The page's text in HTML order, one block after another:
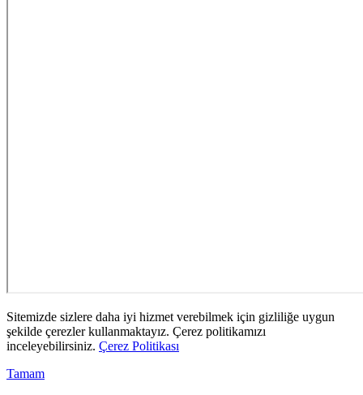
Sitemizde sizlere daha iyi hizmet verebilmek için gizliliğe uygun
şekilde çerezler kullanmaktayız. Çerez politikamızı
inceleyebilirsiniz. Çerez Politikası
Tamam